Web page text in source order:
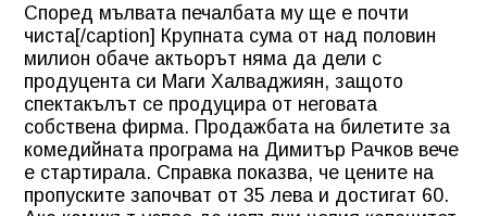
Според мълвата печалбата му ще е почти
чиста[/caption] Крупната сума от над половин
милион обаче актьорът няма да дели с
продуцента си Маги Халваджиян, защото
спектакълът се продуцира от неговата
собствена фирма. Продажбата на билетите за
комедийната програма на Димитър Рачков вече
е стартирала. Справка показва, че цените на
пропуските започват от 35 лева и достигат 60.